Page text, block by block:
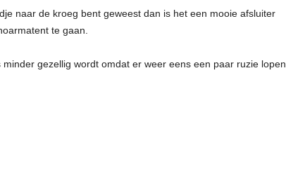
naar de kroeg bent geweest dan is het een mooie afsluiter
te gaan.
gezellig wordt omdat er weer eens een paar ruzie lopen